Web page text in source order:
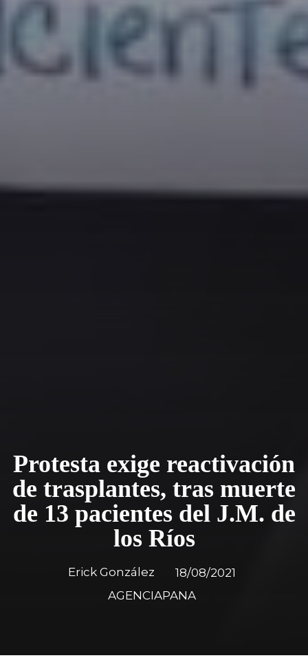
Protesta exige reactivación
de trasplantes, tras muerte
de 13 pacientes del J.M. de
los Ríos
Erick González
18/08/2021
AGENCIAPANA